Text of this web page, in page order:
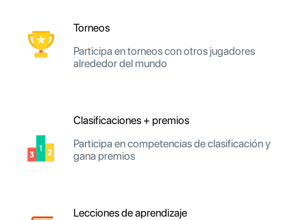
Torneos
Participa en torneos con otros jugadores
alrededor del mundo
Clasificaciones + premios
Participa en competencias de clasificación y
gana premios
Lecciones de aprendizaje